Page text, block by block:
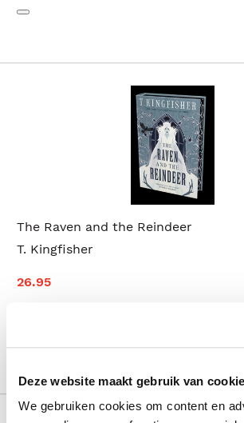
Deze website maakt gebruik van
We gebruiken cookies om content en
The Raven and the Reindeer
T. Kingfisher
26.95